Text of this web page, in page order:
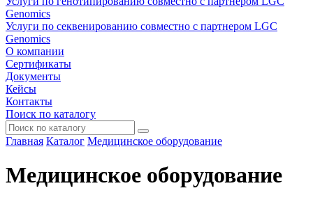
Genomics
Услуги по секвенированию совместно с партнером LGC
Genomics
О компании
Сертификаты
Документы
Кейсы
Контакты
Поиск по каталогу
Главная Каталог Медицинское оборудование
Медицинское оборудование